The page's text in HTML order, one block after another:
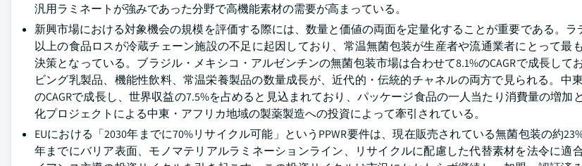
汎用ラミネートが強みであった分野で高機能素材の需要が高まっている。
新興市場における対象機会の規模を評価する際には、数量と価値の両面を定量化することが重要である。ラ
以上の食品ロスが冷蔵チェーン施設の不足に起因しており、常温無菌包装が生産者や流通業者にとって最
決策となっている。ブラジル・メキシコ・アルゼンチンの無菌包装市場は合わせて8.1%のCAGRで成長して
ビング乳製品、機能性飲料、常温栄養製品の数量成長が、近代的・伝統的チャネルの両方で見られる。中
のCAGRで成長し、世界収益の7.5%を占めると見込まれており、パッケージ食品の一人当たり消費量の増加
化プロジェクトによる中東・アフリカ地域の製薬製造への投資によって牽引されている。
EUにおける「2030年までに70%リサイクル可能」というPPWR要件は、現在販売されている無菌包装の約
年までにバリア表面、モノマテリアルラミネーションライン、リサイクルに配慮した代替素材を法令に適